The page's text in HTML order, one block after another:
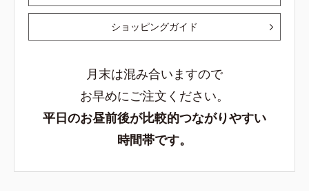
ショッピングガイド
月末は混み合いますので
お早めにご注文ください。
平日のお昼前後が比較的つながりやすい
時間帯です。